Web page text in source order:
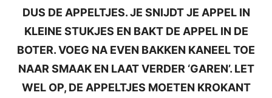
DUS DE APPELTJES. JE SNIJDT JE APPEL IN
KLEINE STUKJES EN BAKT DE APPEL IN DE
BOTER. VOEG NA EVEN BAKKEN KANEEL TOE
NAAR SMAAK EN LAAT VERDER ‘GAREN’. LET
WEL OP, DE APPELTJES MOETEN KROKANT